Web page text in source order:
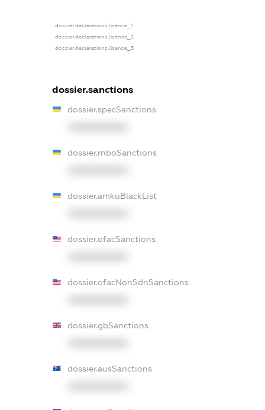
dossier.declarations.license_1
dossier.declarations.license_2
dossier.declarations.license_3
dossier.sanctions
dossier.specSanctions
dossier.rnboSanctions
dossier.amkuBlackList
dossier.ofacSanctions
dossier.ofacNonSdnSanctions
dossier.gbSanctions
dossier.ausSanctions